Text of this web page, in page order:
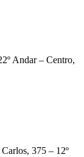
Andar – Centro,
375 – 12º